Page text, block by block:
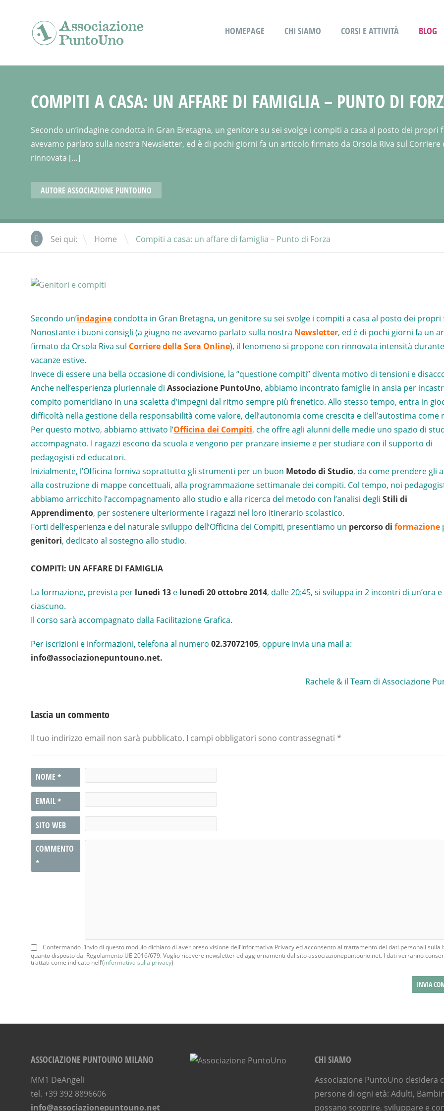
HOMEPAGE CHI SIAMO CORSI E ATTIVITÀ BLOG
COMPITI A CASA: UN AFFARE DI FAMIGLIA – PUNTO DI
Secondo un’indagine condotta in Gran Bretagna, un genitore su sei svolge i compiti a casa al posto dei
avevamo parlato sulla nostra Newsletter, ed è di pochi giorni fa un articolo firmato da Orsola Riva sul
rinnovata […]
AUTORE ASSOCIAZIONE PUNTOUNO
Sei qui: Home \ Compiti a casa: un affare di famiglia – Punto di Forza
Secondo un’indagine condotta in Gran Bretagna, un genitore su sei svolge i compiti a casa al posto dei propri
Nonostante i buoni consigli (a giugno ne avevamo parlato sulla nostra Newsletter, ed è di pochi giorni fa un
firmato da Orsola Riva sul Corriere della Sera Online), il fenomeno si propone con rinnovata intensità
vacanze estive.
Invece di essere una bella occasione di condivisione, la “questione compiti” diventa motivo di tensioni e
Anche nell’esperienza pluriennale di Associazione PuntoUno, abbiamo incontrato famiglie in ansia per
compito pomeridiano in una scaletta d’impegni dal ritmo sempre più frenetico. Allo stesso tempo, entra in
difficoltà nella gestione della responsabilità come valore, dell’autonomia come crescita e dell’autostima come
Per questo motivo, abbiamo attivato l’Officina dei Compiti, che offre agli alunni delle medie uno spazio di
accompagnato. I ragazzi escono da scuola e vengono per pranzare insieme e per studiare con il supporto di
pedagogisti ed educatori.
Inizialmente, l’Officina forniva soprattutto gli strumenti per un buon Metodo di Studio, da come prendere gli
alla costruzione di mappe concettuali, alla programmazione settimanale dei compiti. Col tempo, noi
abbiamo arricchito l’accompagnamento allo studio e alla ricerca del metodo con l’analisi degli Stili di
Apprendimento, per sostenere ulteriormente i ragazzi nel loro itinerario scolastico.
Forti dell’esperienza e del naturale sviluppo dell’Officina dei Compiti, presentiamo un percorso di formazione
genitori, dedicato al sostegno allo studio.
COMPITI: UN AFFARE DI FAMIGLIA
La formazione, prevista per lunedì 13 e lunedì 20 ottobre 2014, dalle 20:45, si sviluppa in 2 incontri di un’ora e
ciascuno.
Il corso sarà accompagnato dalla Facilitazione Grafica.
Per iscrizioni e informazioni, telefona al numero 02.37072105, oppure invia una mail a:
info@associazionepuntouno.net.
Rachele & il Team di Associazione
Lascia un commento
Il tuo indirizzo email non sarà pubblicato. I campi obbligatori sono contrassegnati *
NOME *
EMAIL*
SITO WEB
COMMENTO
*
Confermando l’invio di questo modulo dichiaro di aver preso visione dell’Informativa Privacy ed acconsento al trattamento dei dati personali sulla
quanto disposto dal Regolamento UE 2016/679. Voglio ricevere newsletter ed aggiornamenti dal sito associazionepuntouno.net. I dati verranno
trattati come indicato nell’(informativa sulla privacy)
ASSOCIAZIONE PUNTOUNO MILANO
MM1 DeAngeli
tel. +39 392 8896606
info@associazionepuntouno.net
CHI SIAMO
Associazione PuntoUno desidera
persone di ogni età: Adulti,
possano scoprire, sviluppare e